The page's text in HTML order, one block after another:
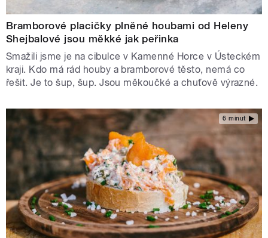
Bramborové placičky plněné houbami od Heleny
Shejbalové jsou měkké jak peřinka
Smažili jsme je na cibulce v Kamenné Horce v Ústeckém
kraji. Kdo má rád houby a bramborové těsto, nemá co
řešit. Je to šup, šup. Jsou měkoučké a chuťově výrazné.
6 minut